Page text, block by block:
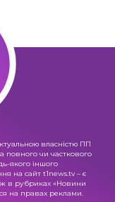
власністю ПП
повного чи часткового
якого іншого
на сайт t1news.tv – є
в рубриках «Новини
на правах реклами.